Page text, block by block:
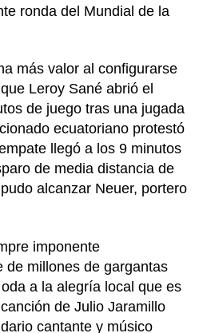
ronda del Mundial de la
más valor al configurarse
Leroy Sané abrió el
de juego tras una jugada
ecuatoriano protestó
llegó a los 9 minutos
de media distancia de
alcanzar Neuer, portero
imponente
de millones de gargantas
a la alegría local que es
de Julio Jaramillo
cantante y músico